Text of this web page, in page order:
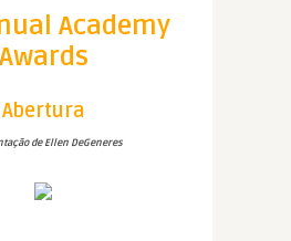
Academy
Awards
Abertura
de Ellen DeGeneres